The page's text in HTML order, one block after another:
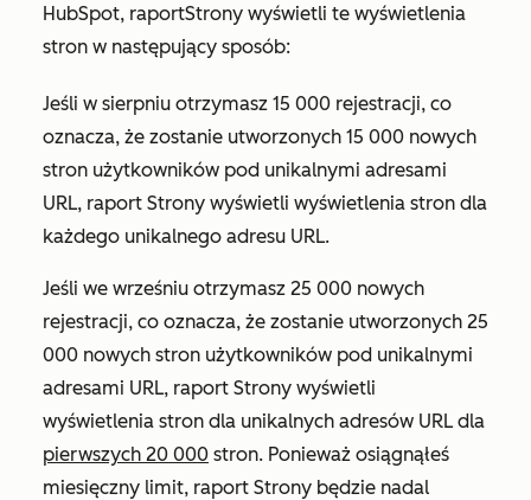
HubSpot, raportStrony wyświetli te wyświetlenia
stron w następujący sposób:
Jeśli w sierpniu otrzymasz 15 000 rejestracji, co
oznacza, że zostanie utworzonych 15 000 nowych
stron użytkowników pod unikalnymi adresami
URL, raport Strony wyświetli wyświetlenia stron dla
każdego unikalnego adresu URL.
Jeśli we wrześniu otrzymasz 25 000 nowych
rejestracji, co oznacza, że zostanie utworzonych 25
000 nowych stron użytkowników pod unikalnymi
adresami URL, raport Strony wyświetli
wyświetlenia stron dla unikalnych adresów URL dla
pierwszych 20 000 stron. Ponieważ osiągnąłeś
miesięczny limit, raport Strony będzie nadal